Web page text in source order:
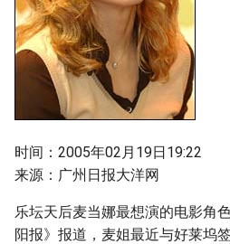
时间：2005年02月19日19:22
来源：广州日报大洋网
乐坛天后麦当娜最想演的电影角
阳报》报道，麦姐最近与好莱坞